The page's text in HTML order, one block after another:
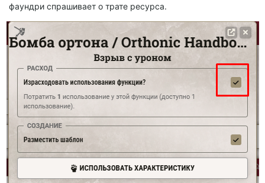
фаундри спрашивает о трате ресурса.